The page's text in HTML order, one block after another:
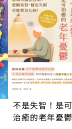
不是失智！是可
治癒的老年憂鬱